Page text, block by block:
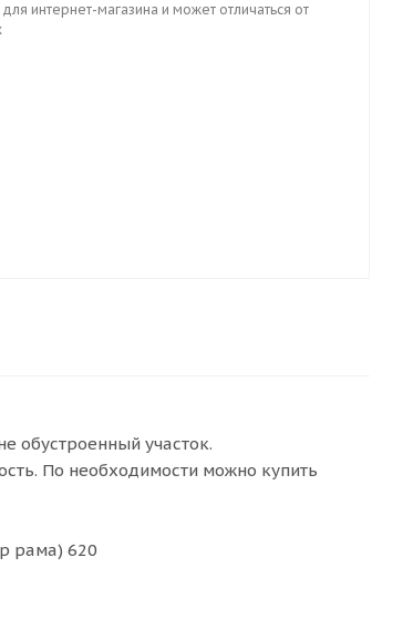
интернет-магазина и может отличаться от
обустроенный участок.
По необходимости можно купить
рама) 620